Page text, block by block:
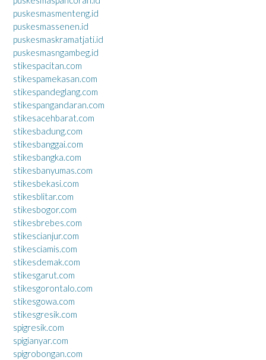
puskesmasmenteng.id
puskesmassenen.id
puskesmaskramatjati.id
puskesmasngambeg.id
stikespacitan.com
stikespamekasan.com
stikespandeglang.com
stikespangandaran.com
stikesacehbarat.com
stikesbadung.com
stikesbanggai.com
stikesbangka.com
stikesbanyumas.com
stikesbekasi.com
stikesblitar.com
stikesbogor.com
stikesbrebes.com
stikescianjur.com
stikesciamis.com
stikesdemak.com
stikesgarut.com
stikesgorontalo.com
stikesgowa.com
stikesgresik.com
spigresik.com
spigianyar.com
spigrobongan.com